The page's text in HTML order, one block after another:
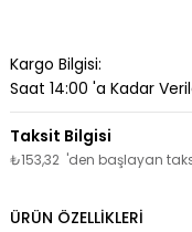
Kargo Bilgisi:
Saat 14:00 'a Kadar
₺153,32 'den başlayan
ÜRÜN ÖZELLIKLERI